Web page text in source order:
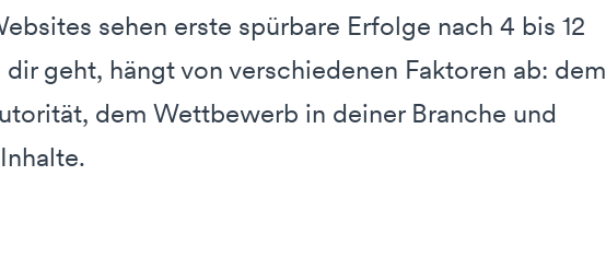
sehen erste spürbare Erfolge nach 4 bis 12
geht, hängt von verschiedenen Faktoren ab: dem
dem Wettbewerb in deiner Branche und